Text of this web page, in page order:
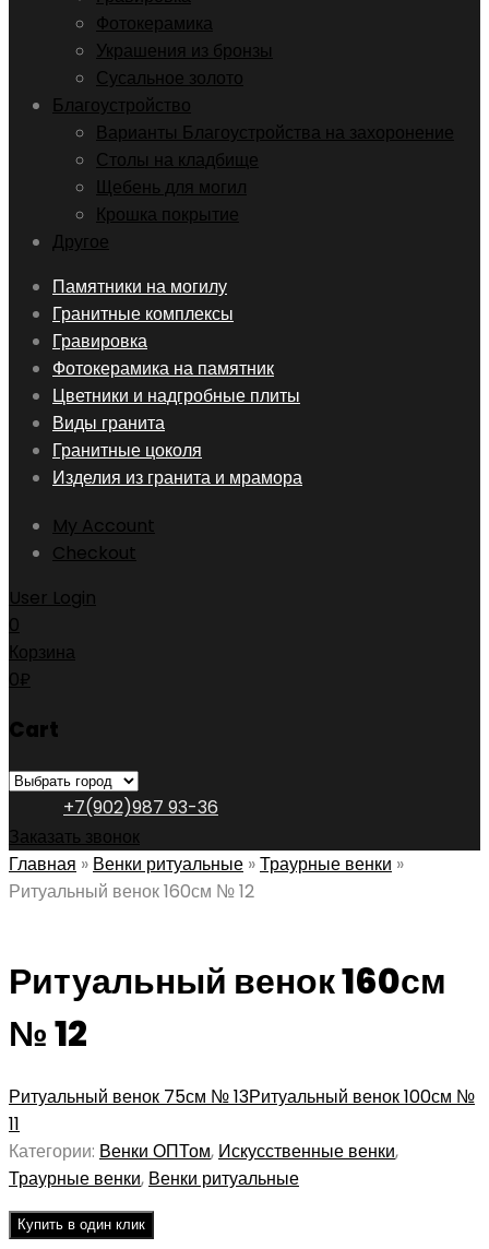
Фотокерамика
Украшения из бронзы
Сусальное золото
Благоустройство
Варианты Благоустройства на захоронение
Столы на кладбище
Щебень для могил
Крошка покрытие
Другое
Skip
content
Памятники на могилу
Гранитные комплексы
Гравировка
Фотокерамика на памятник
Цветники и надгробные плиты
Виды гранита
Гранитные цоколя
Изделия из гранита и мрамора
My Account
Checkout
User Login
0
Корзина
0₽
Cart
+7(902)987 93-36
Заказать звонок
Главная » Венки ритуальные »Траурные венки »
Ритуальный венок 160см № 12
Ритуальный венок 160см
№ 12
Ритуальный венок 75см № 13Ритуальный венок 100см №
11
Категории: Венки ОПТом, Искусственные венки,
Траурные венки, Венки ритуальные
Купить в один клик